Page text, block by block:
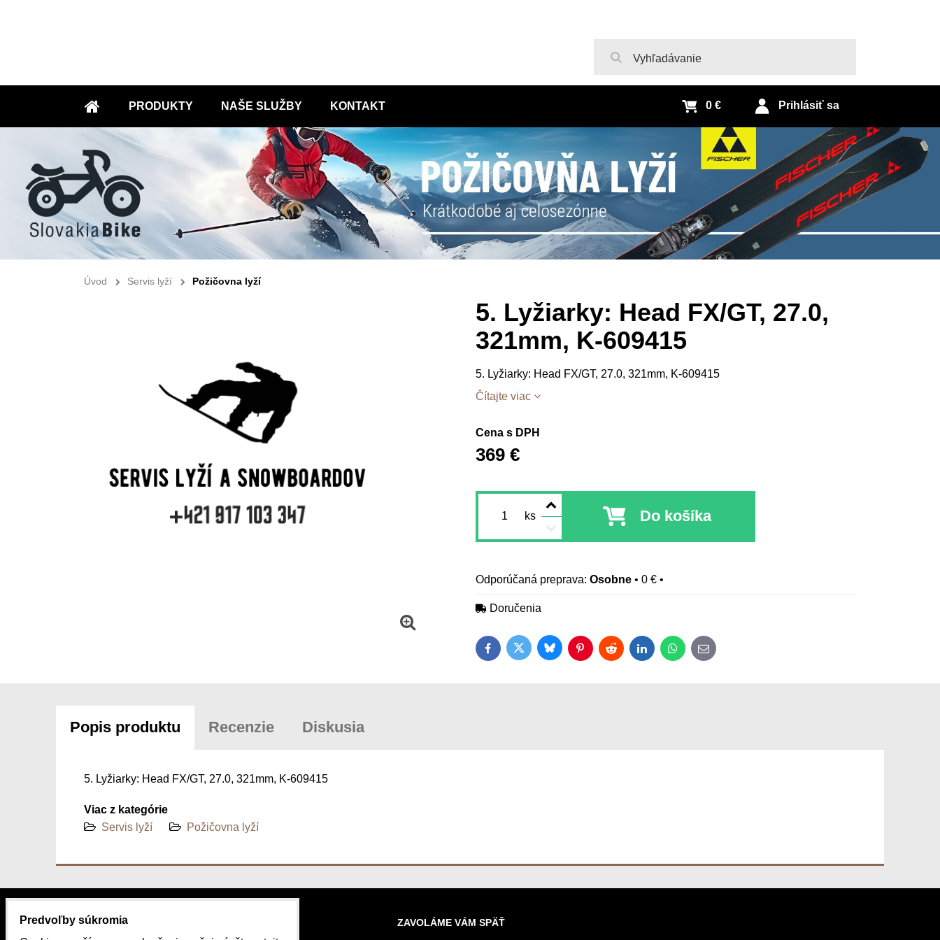
ÚVOD
PRODUKTY NAŠE SLUŽBY KONTAKT Prihlásiť sa
0 €
Úvod Servis lyží Požičovna lyží
5. Lyžiarky: Head FX/GT, 27.0,
321mm, K-609415
5. Lyžiarky: Head FX/GT, 27.0, 321mm, K-609415
Čítajte viac
Cena s DPH
369 €
ks Do košíka
Osobne• 0 € •
Doručenia
FacebookTwitterBlueskyPinterestRedditLinkedInWhatsApp
E-mail
Popis produktu Recenzie Diskusia
5. Lyžiarky: Head FX/GT, 27.0, 321mm, K-609415
Viac z kategórie
Servis lyží
Požičovna lyží
KONTAKT ZAVOLÁME VÁM SPÄŤ
Predvoľby súkromia